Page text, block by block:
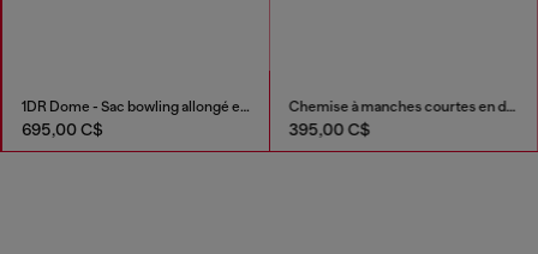
1DR Dome - Sac bowling allongé en cuir
695,00 C$
Chemise à manches courtes en denim fluide surteint
395,00 C$